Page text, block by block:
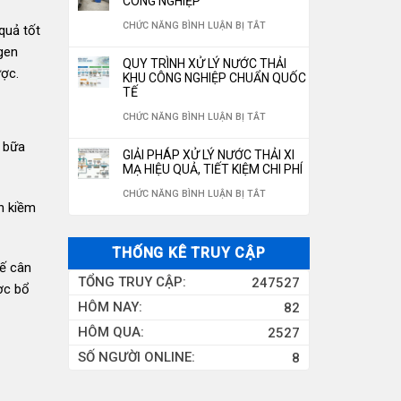
tốt
kiềm
cân
bổ
NƯỚC
CHUẨN
QUỐC
10M3/H
LỌC
GIẾNG
CÔNG
CHỨC NĂNG BÌNH LUẬN BỊ TẮTỞ
THỐNG
NƯỚC
THẢI
CÔNG
QUY TRÌNH XỬ LÝ NƯỚC THẢI
KHU CÔNG NGHIỆP CHUẨN QUỐC
TẾ
CHỨC NĂNG BÌNH LUẬN BỊ TẮTỞ
TRÌNH
XỬ
NƯỚC
KHU
CÔNG
NGHIỆP
CHUẨN
GIẢI PHÁP XỬ LÝ NƯỚC THẢI XI
MẠ HIỆU QUẢ, TIẾT KIỆM CHI PHÍ
CHỨC NĂNG BÌNH LUẬN BỊ TẮTỞ
PHÁP
LÝ
NƯỚC
THẢI
THỐNG KÊ TRUY CẬP
247527
TỔNG TRUY CẬP:
82
HÔM NAY:
2527
HÔM QUA:
8
SỐ NGƯỜI ONLINE: